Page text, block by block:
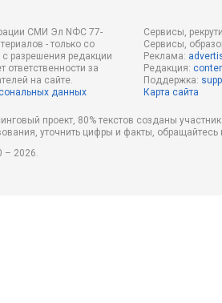
СМИ Эл NФС 77-
- только со
с разрешения редакции
ответственности за
на сайте.
данных
Сервисы,
Сервисы,
Реклама:
Редакция:
Поддержка:
Карта сайта
проект, 80% текстов созданы
уточнить цифры и факты,
– 2026.